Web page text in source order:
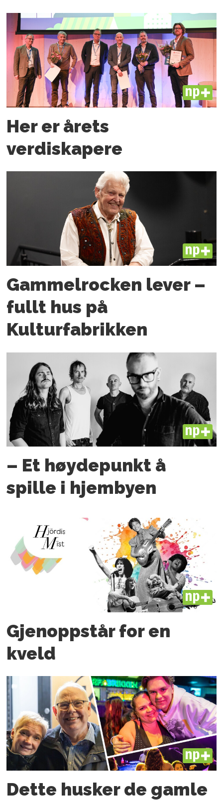
PLUS
Her er årets
verdiskapere
PLUS
Gammelrocken lever –
fullt hus på
Kulturfabrikken
PLUS
– Et høyde­punkt å
spille i hjembyen
PLUS
Gjenoppstår for en
kveld
PLUS
Dette husker de gamle